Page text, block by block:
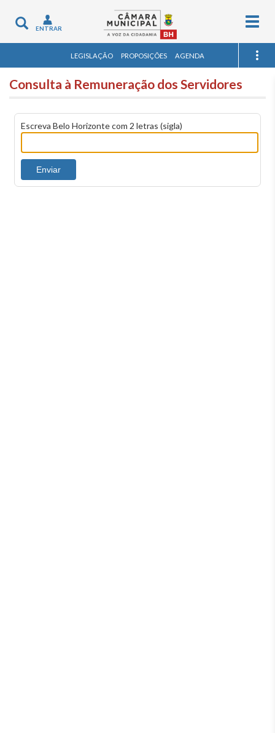
Toggle
navigation
ENTRAR
LEGISLAÇÃO PROPOSIÇÕES AGENDA
Consulta à Remuneração dos Servidores